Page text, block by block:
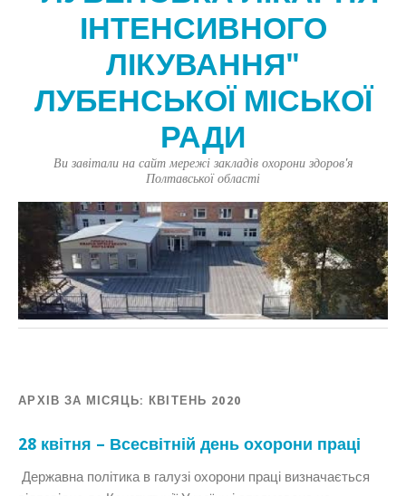
ІНТЕНСИВНОГО
ЛІКУВАННЯ"
ЛУБЕНСЬКОЇ МІСЬКОЇ
РАДИ
Ви завітали на сайт мережі закладів охорони здоров'я
Полтавської області
АРХІВ ЗА МІСЯЦЬ: КВІТЕНЬ 2020
28 квітня – Всесвітній день охорони праці
Державна політика в галузі охорони праці визначається